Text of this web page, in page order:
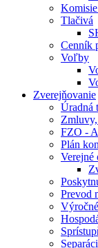
Tlačivá
Cenník
Voľby
Zverejňovanie
Úradná
FZO -
Plán
Verejné
Prevod